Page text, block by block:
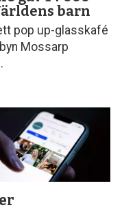
barn
pop up-glasskafé
Mossarp